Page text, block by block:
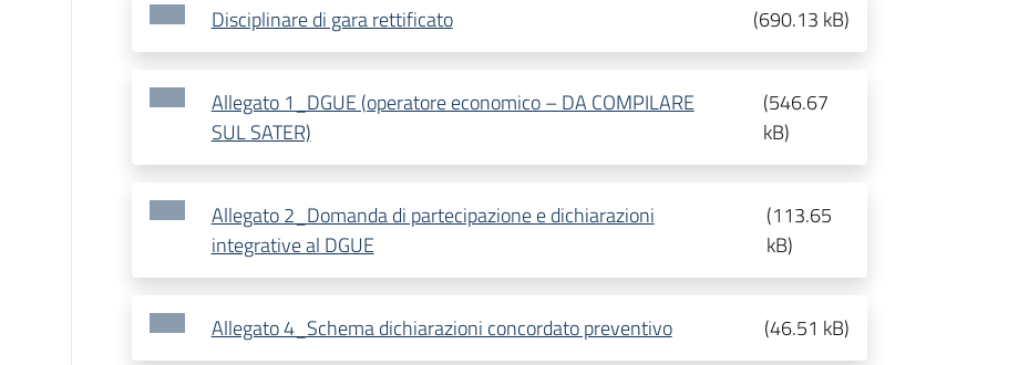
Disciplinare di gara rettificato (690.13 kB)
Allegato 1_DGUE (operatore economico – DA COMPILARE
SUL SATER)
(546.67
kB)
Allegato 2_Domanda di partecipazione e dichiarazioni
integrative al DGUE
(113.65
kB)
Allegato 4_Schema dichiarazioni concordato preventivo (46.51 kB)